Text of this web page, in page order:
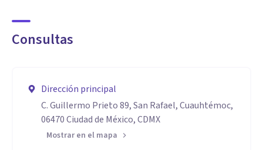
cada cita avanzas y notas los cambios. Espero me permitas
poderte ayudar.
Consultas
Dirección principal
C. Guillermo Prieto 89, San Rafael, Cuauhtémoc,
06470 Ciudad de México, CDMX
Mostrar en el mapa